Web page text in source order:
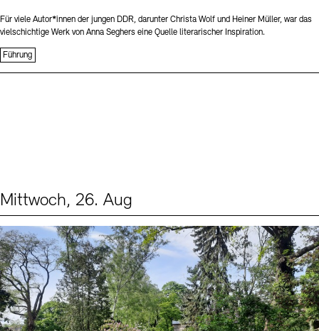
Für viele Autor*innen der jungen DDR, darunter Christa Wolf und Heiner Müller, war das
vielschichtige Werk von Anna Seghers eine Quelle literarischer Inspiration.
Führung
Mittwoch, 26. Aug